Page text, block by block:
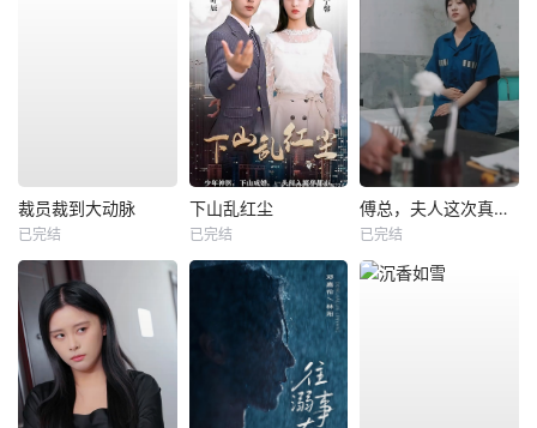
裁员裁到大动脉
已完结
下山乱红尘
已完结
傅总，夫人这次真的死了
已完结